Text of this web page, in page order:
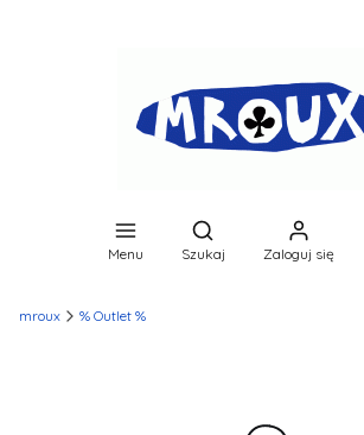
Menu
Otwórz wyszukiwarkę
Szukaj Zaloguj się
mroux % Outlet %